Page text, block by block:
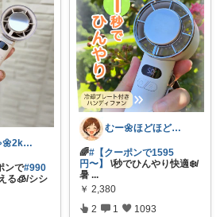
かにゃにゃ🌼2kids mama
ンで#990
る🧊/シシ
むー🌼ほどほど生活🌼
🌈#【クーポンで1595
円〜】
\秒でひんやり快適❄️/
暑 ...
￥ 2,380
2 1 1093